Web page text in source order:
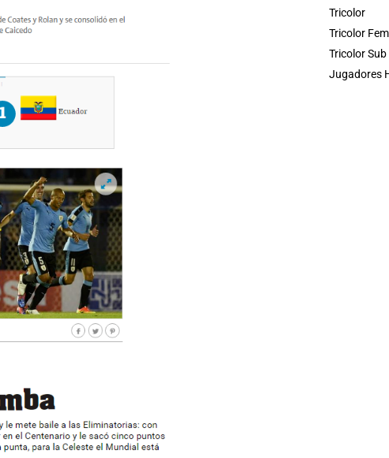
Tricolor
Tricolor
Tricolor Sub
Jugadores